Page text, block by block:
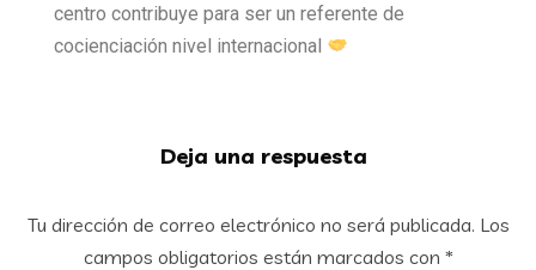
centro contribuye para ser un referente de
cocienciación nivel internacional
Deja una respuesta
Tu dirección de correo electrónico no será publicada. Los
campos obligatorios están marcados con *